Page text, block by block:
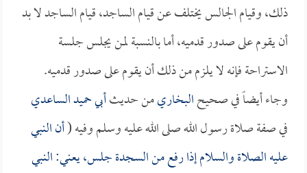
ذلك، وقيام الجالس يختلف عن قيام الساجد، قيام الساجد لا بد
أن يقوم على صدور قدميه، أما بالنسبة لمن يجلس جلسة
الاستراحة فإنه لا يلزم من ذلك أن يقوم على صدور قدميه.
وجاء أيضاً في صحيحالبخاريمن حديثأبي حميد الساعدي
في صفة صلاة رسول الله صلى الله عليه وسلم وفيه (أن النبي
عليه الصلاة والسلام إذا رفع من السجدة جلس، يعني: النبي